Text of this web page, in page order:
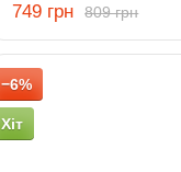
809 грн
749 грн
−6%
Хіт